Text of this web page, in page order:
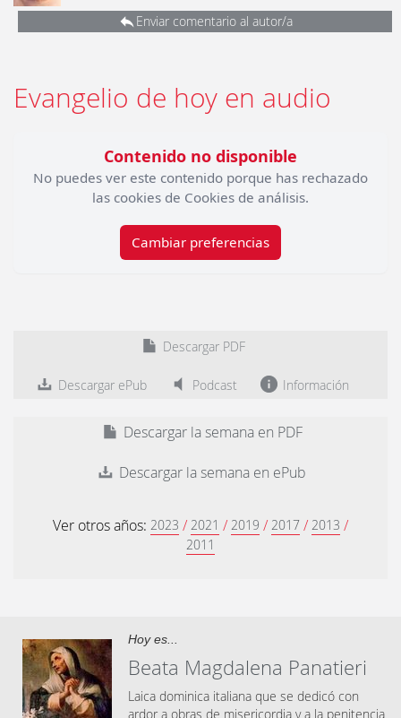
Enviar comentario al autor/a
Evangelio de hoy en audio
Contenido no disponible
No puedes ver este contenido porque has rechazado
las cookies de Cookies de análisis.
Cambiar preferencias
Descargar PDF
Descargar ePub Podcast Información
Descargar la semana en PDF
Descargar la semana en ePub
Ver otros años: 2023 / 2021 / 2019 / 2017 / 2013 /
2011
Hoy es...
Beata Magdalena Panatieri
Laica dominica italiana que se dedicó con
ardor a obras de misericordia y a la penitencia